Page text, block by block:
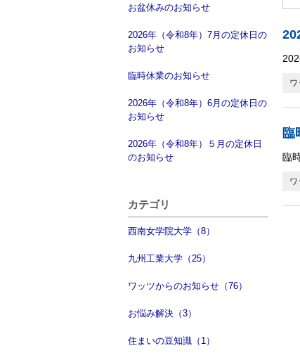
お盆休みのお知らせ
2026年（令和8年）7月の定休日の
お知らせ
臨時休業のお知らせ
2026年（令和8年）6月の定休日の
お知らせ
2026年（令和8年）５月の定休日
のお知らせ
カテゴリ
西南女学院大学（8）
九州工業大学（25）
ワッツからのお知らせ（76）
お悩み解決（3）
住まいの豆知識（1）
ワ
臨
臨
ワ